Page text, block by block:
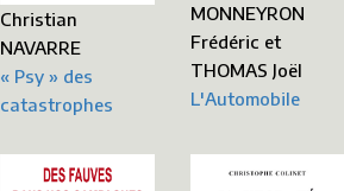
Christian
NAVARRE
« Psy » des
catastrophes
MONNEYRON
Frédéric et
THOMAS Joël
L'Automobile